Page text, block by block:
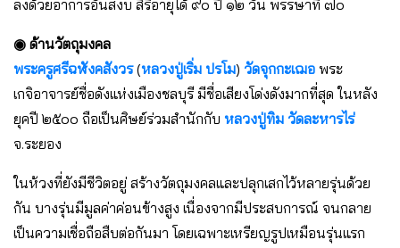
ลงด้วยอาการอันสงบ สิริอายุได้ ๙๐ ปี ๑๒ วัน พรรษาที่ ๗๐
◉ ด้านวัตถุมงคล
พระครูศรีฉฬังคสังวร(หลวงปู่เริ่ม ปรโม) วัดจุกกะเฌอ พระ
เกจิอาจารย์ชื่อดังแห่งเมืองชลบุรี มีชื่อเสียงโด่งดังมากที่สุด ในหลัง
ยุคปี ๒๕๐๐ ถือเป็นศิษย์ร่วมสำนักกับ หลวงปู่ทิม วัดละหารไร่
จ.ระยอง
ในห้วงที่ยังมีชีวิตอยู่ สร้างวัตถุมงคลและปลุกเสกไว้หลายรุ่นด้วย
กัน บางรุ่นมีมูลค่าค่อนข้างสูง เนื่องจากมีประสบการณ์ จนกลาย
เป็นความเชื่อถือสืบต่อกันมา โดยเฉพาะเหรียญรูปเหมือนรุ่นแรก